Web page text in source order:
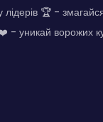
лідерів 🏆 -
уникай ворожих